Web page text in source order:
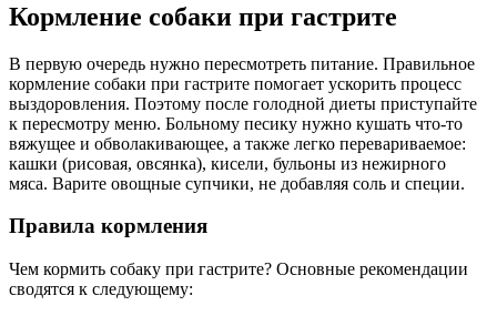
Кормление собаки при гастрите
В первую очередь нужно пересмотреть питание. Правильное
кормление собаки при гастрите помогает ускорить процесс
выздоровления. Поэтому после голодной диеты приступайте
к пересмотру меню. Больному песику нужно кушать что-то
вяжущее и обволакивающее, а также легко перевариваемое:
кашки (рисовая, овсянка), кисели, бульоны из нежирного
мяса. Варите овощные супчики, не добавляя соль и специи.
Правила кормления
Чем кормить собаку при гастрите? Основные рекомендации
сводятся к следующему: